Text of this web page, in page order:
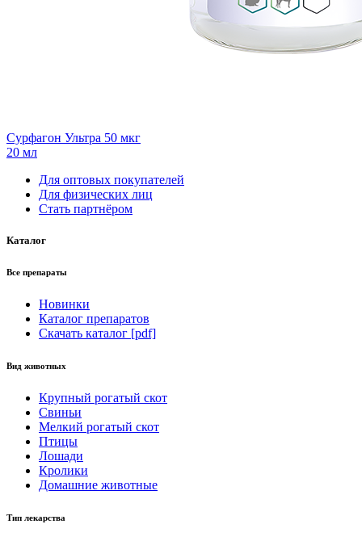
Сурфагон Ультра 50 мкг
20 мл
Для оптовых покупателей
Для физических лиц
Стать партнёром
Каталог
Все препараты
Новинки
Каталог препаратов
Скачать каталог [pdf]
Вид животных
Крупный рогатый скот
Свиньи
Мелкий рогатый скот
Птицы
Лошади
Кролики
Домашние животные
Тип лекарства